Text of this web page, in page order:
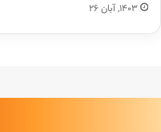
۱۴۰۳, آبان ۲۶